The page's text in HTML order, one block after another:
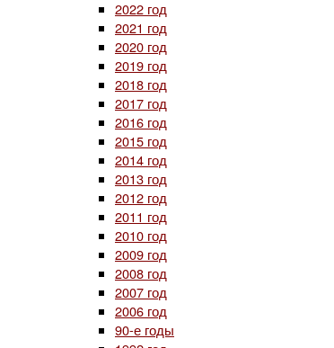
2022 год
2021 год
2020 год
2019 год
2018 год
2017 год
2016 год
2015 год
2014 год
2013 год
2012 год
2011 год
2010 год
2009 год
2008 год
2007 год
2006 год
90-е годы